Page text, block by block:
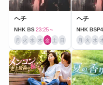
ヘチ
NHK BS 23:25～
月 火 水 木 金 土 日
ヘチ
NHK
月 火 水